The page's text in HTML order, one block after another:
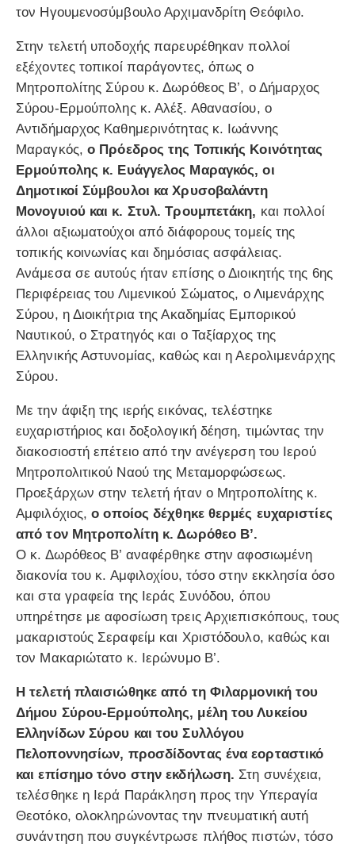
τον Ηγουμενοσύμβουλο Αρχιμανδρίτη Θεόφιλο.
Στην τελετή υποδοχής παρευρέθηκαν πολλοί
εξέχοντες τοπικοί παράγοντες, όπως ο
Μητροπολίτης Σύρου κ. Δωρόθεος Β’, ο Δήμαρχος
Σύρου-Ερμούπολης κ. Αλέξ. Αθανασίου, ο
Αντιδήμαρχος Καθημερινότητας κ. Ιωάννης
Μαραγκός, ο Πρόεδρος της Τοπικής Κοινότητας
Ερμούπολης κ. Ευάγγελος Μαραγκός, οι
Δημοτικοί Σύμβουλοι κα Χρυσοβαλάντη
Μονογυιού και κ. Στυλ. Τρουμπετάκη, και πολλοί
άλλοι αξιωματούχοι από διάφορους τομείς της
τοπικής κοινωνίας και δημόσιας ασφάλειας.
Ανάμεσα σε αυτούς ήταν επίσης ο Διοικητής της 6ης
Περιφέρειας του Λιμενικού Σώματος, ο Λιμενάρχης
Σύρου, η Διοικήτρια της Ακαδημίας Εμπορικού
Ναυτικού, ο Στρατηγός και ο Ταξίαρχος της
Ελληνικής Αστυνομίας, καθώς και η Αερολιμενάρχης
Σύρου.
Με την άφιξη της ιερής εικόνας, τελέστηκε
ευχαριστήριος και δοξολογική δέηση, τιμώντας την
διακοσιοστή επέτειο από την ανέγερση του Ιερού
Μητροπολιτικού Ναού της Μεταμορφώσεως.
Προεξάρχων στην τελετή ήταν ο Μητροπολίτης κ.
Αμφιλόχιος,ο οποίος δέχθηκε θερμές ευχαριστίες
από τον Μητροπολίτη κ. Δωρόθεο Β’.
Ο κ. Δωρόθεος Β’ αναφέρθηκε στην αφοσιωμένη
διακονία του κ. Αμφιλοχίου, τόσο στην εκκλησία όσο
και στα γραφεία της Ιεράς Συνόδου, όπου
υπηρέτησε με αφοσίωση τρεις Αρχιεπισκόπους, τους
μακαριστούς Σεραφείμ και Χριστόδουλο, καθώς και
τον Μακαριώτατο κ. Ιερώνυμο Β’.
Η τελετή πλαισιώθηκε από τη Φιλαρμονική του
Δήμου Σύρου-Ερμούπολης, μέλη του Λυκείου
Ελληνίδων Σύρου και του Συλλόγου
Πελοποννησίων, προσδίδοντας ένα εορταστικό
και επίσημο τόνο στην εκδήλωση. Στη συνέχεια,
τελέσθηκε η Ιερά Παράκληση προς την Υπεραγία
Θεοτόκο, ολοκληρώνοντας την πνευματική αυτή
συνάντηση που συγκέντρωσε πλήθος πιστών, τόσο